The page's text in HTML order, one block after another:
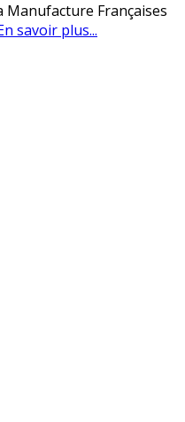
Manufacture Françaises
savoir plus...